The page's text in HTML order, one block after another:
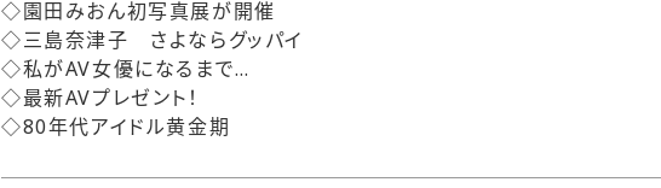
◇園田みおん初写真展が開催
◇三島奈津子 さよならグッパイ
◇私がAV女優になるまで…
◇最新AVプレゼント！
◇80年代アイドル黄金期